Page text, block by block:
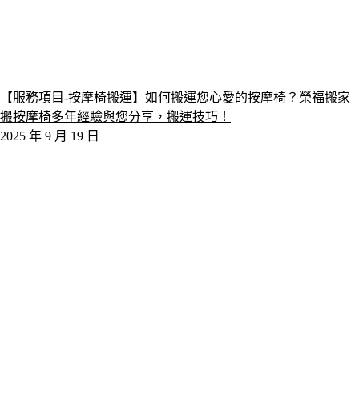
【服務項目-按摩椅搬運】如何搬運您心愛的按摩椅？榮福搬家
搬按摩椅多年經驗與您分享，搬運技巧！
2025 年 9 月 19 日